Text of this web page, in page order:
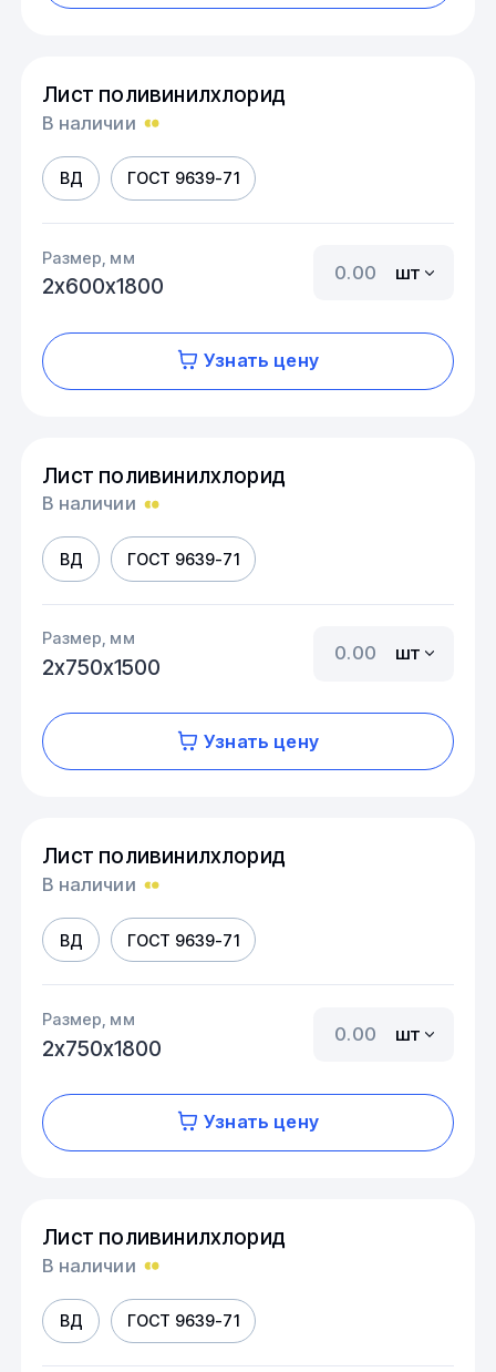
Лист поливинилхлорид
В наличии
ВД ГОСТ 9639-71
Размер, мм
2х600х1800
шт
Узнать цену
Лист поливинилхлорид
В наличии
ВД ГОСТ 9639-71
Размер, мм
2х750х1500
шт
Узнать цену
Лист поливинилхлорид
В наличии
ВД ГОСТ 9639-71
Размер, мм
2х750х1800
шт
Узнать цену
Лист поливинилхлорид
В наличии
ВД ГОСТ 9639-71